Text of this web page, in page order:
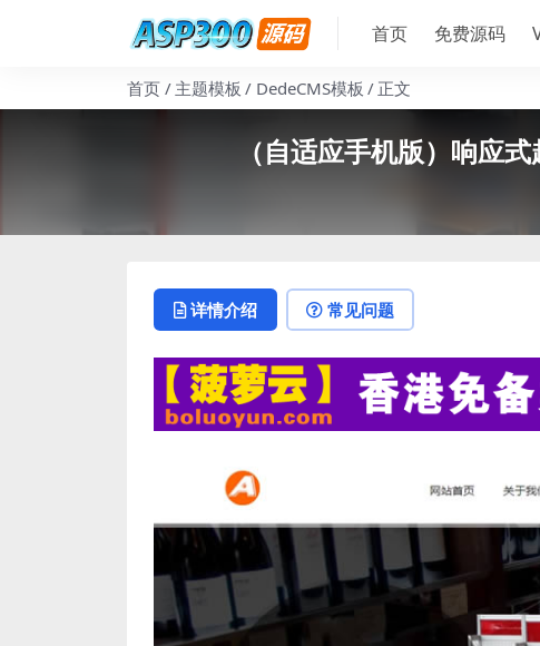
首页 免费源码
首页 主题模板 DedeCMS模板 正文
（自适应手机版）响应
详情介绍 常见问题